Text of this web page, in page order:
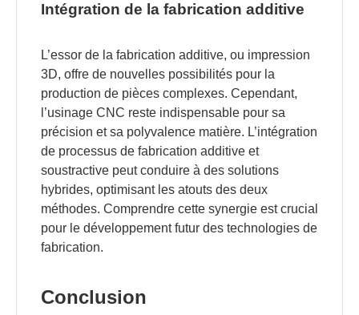
Intégration de la fabrication additive
L’essor de la fabrication additive, ou impression
3D, offre de nouvelles possibilités pour la
production de pièces complexes. Cependant,
l’usinage CNC reste indispensable pour sa
précision et sa polyvalence matière. L’intégration
de processus de fabrication additive et
soustractive peut conduire à des solutions
hybrides, optimisant les atouts des deux
méthodes. Comprendre cette synergie est crucial
pour le développement futur des technologies de
fabrication.
Conclusion